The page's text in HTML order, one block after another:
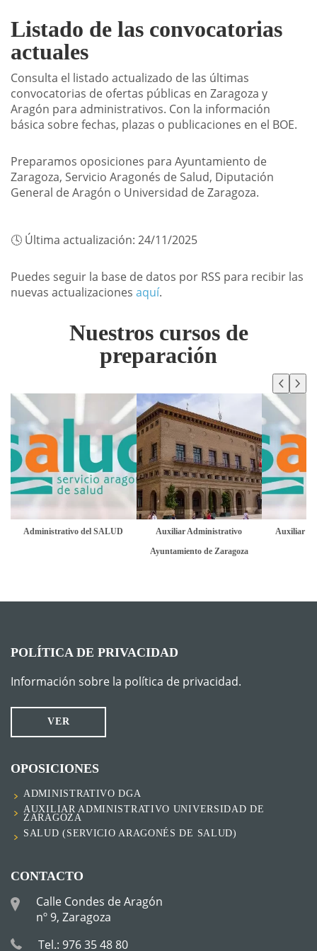
Listado de las convocatorias
actuales
Consulta el listado actualizado de las últimas
convocatorias de ofertas públicas en Zaragoza y
Aragón para administrativos. Con la información
básica sobre fechas, plazas o publicaciones en el BOE.
Preparamos oposiciones para Ayuntamiento de
Zaragoza, Servicio Aragonés de Salud, Diputación
General de Aragón o Universidad de Zaragoza.
🕓 Última actualización: 24/11/2025
Puedes seguir la base de datos por RSS para recibir las
nuevas actualizaciones aquí.
Nuestros cursos de
preparación
Administrativo del SALUD
Auxiliar Administrativo
Ayuntamiento de Zaragoza
Auxiliar
POLÍTICA DE PRIVACIDAD
Información sobre la política de privacidad.
VER
OPOSICIONES
ADMINISTRATIVO DGA
AUXILIAR ADMINISTRATIVO UNIVERSIDAD DE
ZARAGOZA
SALUD (SERVICIO ARAGONÉS DE SALUD)
CONTACTO
Calle Condes de Aragón
nº 9, Zaragoza
Tel.: 976 35 48 80